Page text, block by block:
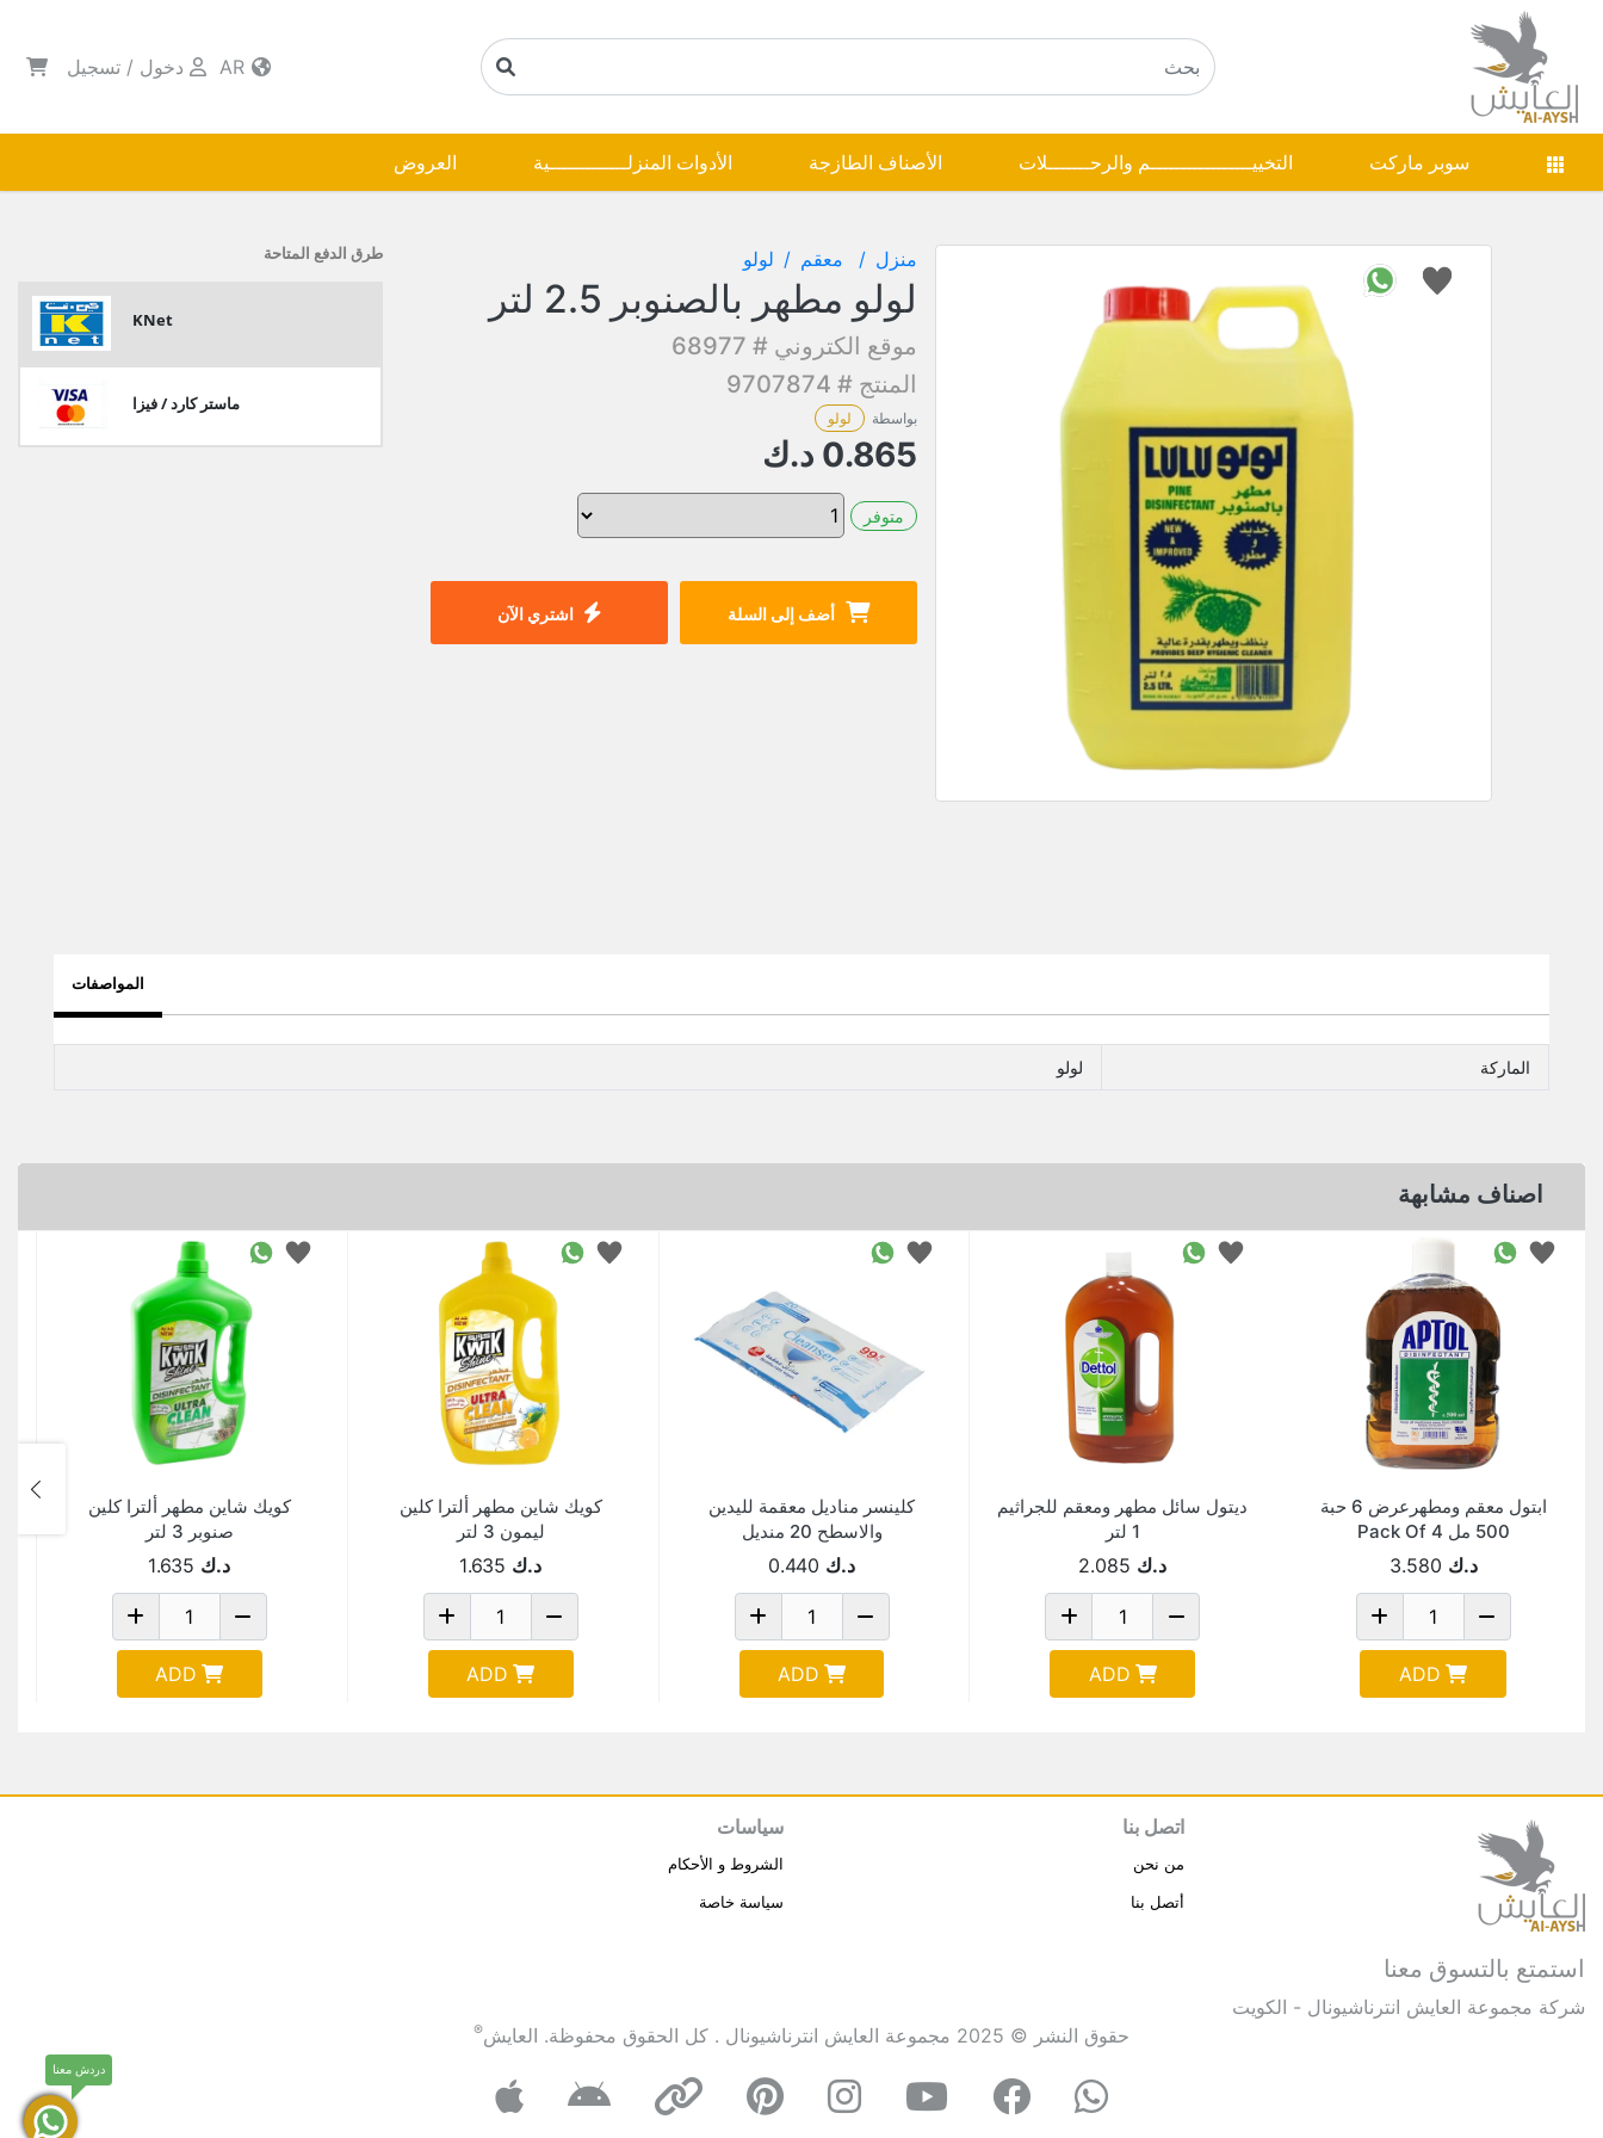
دخول / تسجيل
سوبر ماركت التخييـــــــــــــــــم والرحـــــــلات الأصناف الطازجة الأدوات المنزلـــــــــــــية العروض
منزل معقم لولو
لولو مطهر بالصنوبر 2.5 لتر
موقع الكتروني # 68977
المنتج # 9707874
بواسطة لولو
0.865 د.ك
متوفر
أضف إلى السلة اشتري الآن
طرق الدفع المتاحة
KNet
ماستر كارد / فيزا
المواصفات
الماركة لولو
اصناف مشابهة
ابتول معقم ومطهرعرض 6 حبة
500 مل Pack Of 4
د.ك 3.580
ADD
ديتول سائل مطهر ومعقم للجراثيم
1 لتر
د.ك 2.085
ADD
كلينسر مناديل معقمة لليدين
والاسطح 20 منديل
د.ك 0.440
ADD
كويك شاين مطهر ألترا كلين
ليمون 3 لتر
د.ك 1.635
ADD
كويك شاين مطهر ألترا كلين
صنوبر 3 لتر
د.ك 1.635
ADD
استمتع بالتسوق معنا
شركة مجموعة العايش انترناشيونال - الكويت
اتصل بنا
من نحن
أتصل بنا
سياسات
الشروط و الأحكام
سياسة خاصة
حقوق النشر © 2025 مجموعة العايش انترناشيونال . كل الحقوق محفوظة. العايش®
دردش معنا